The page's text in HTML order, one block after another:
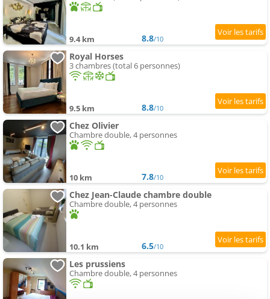
9.4 km 8.8/10
Royal Horses
3 chambres (total 6 personnes)
9.5 km 8.8/10
Chez Olivier
Chambre double, 4 personnes
10 km 7.8/10
Chez Jean-Claude chambre double
Chambre double, 4 personnes
10.1 km 6.5/10
Les prussiens
Chambre double, 4 personnes